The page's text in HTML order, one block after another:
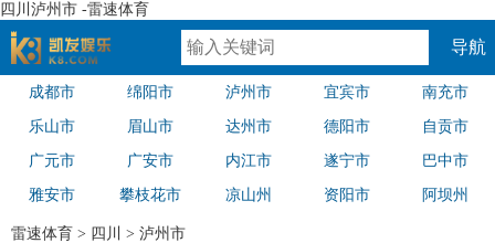
四川泸州市 -雷速体育
速体育
导航
成都市 绵阳市 泸州市 宜宾市 南充市
乐山市 眉山市 达州市 德阳市 自贡市
广元市 广安市 内江市 遂宁市 巴中市
雅安市 攀枝花市 凉山州 资阳市 阿坝州
雷速体育 > 四川 > 泸州市